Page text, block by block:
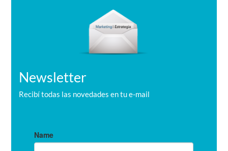
Newsletter
Recibí todas las novedades en tu e-mail